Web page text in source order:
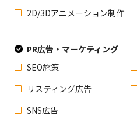
2D/3Dアニメーション制作
PR広告・マーケティング
SEO施策
リスティング広告
SNS広告